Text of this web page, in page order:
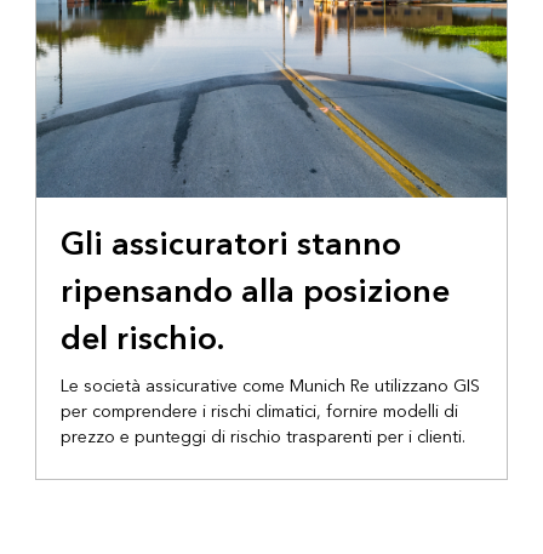
Gli assicuratori stanno
ripensando alla posizione
del rischio.
Le società assicurative come Munich Re utilizzano GIS
per comprendere i rischi climatici, fornire modelli di
prezzo e punteggi di rischio trasparenti per i clienti.